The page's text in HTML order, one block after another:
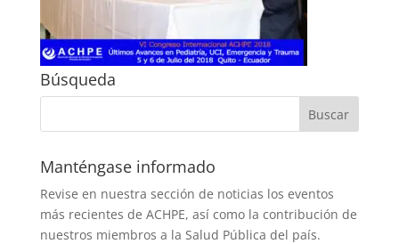
Búsqueda
Manténgase informado
Revise en nuestra sección de noticias los eventos
más recientes de ACHPE, así como la contribución de
nuestros miembros a la Salud Pública del país.